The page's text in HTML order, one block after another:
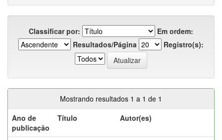
Classificar por:
Em ordem:
Resultados/Página
Registro(s):
Mostrando resultados 1 a 1 de 1
Ano de
publicação
Título Autor(es)